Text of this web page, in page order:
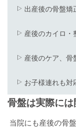
出産後の骨盤矯
産後のカイロ・
産後のケア、
お子様連れも対
骨盤は実際に
当院にも産後の骨